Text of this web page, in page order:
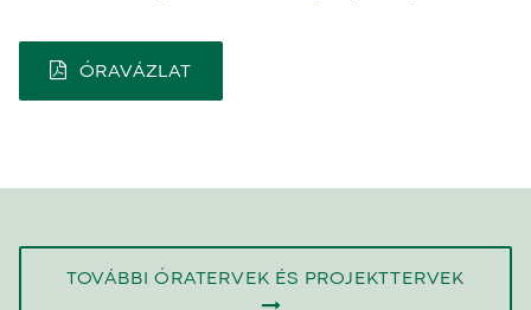
ÓRAVÁZLAT
TOVÁBBI ÓRATERVEK ÉS PROJEKTTERVEK